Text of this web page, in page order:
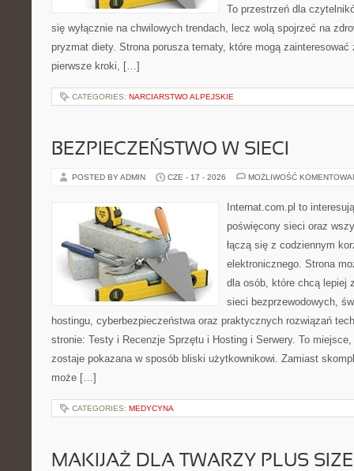
To przestrzeń dla
się wyłącznie na chwilowych trendach, lecz wolą spojrzeć na
pryzmat diety. Strona porusza tematy, które mogą zainteresować
pierwsze kroki, […]
CATEGORIES: NARCIARSTWO ALPEJSKIE
BEZPIECZEŃSTWO W SIECI
POSTED BY ADMIN CZE - 17 - 2026 MOŻLIWOŚĆ
Internat.com.pl to
poświęcony sieci oraz
łączą się z codziennym
elektronicznego. Strona
dla osób, które chcą lepiej
sieci bezprzewodowych,
hostingu, cyberbezpieczeństwa oraz praktycznych rozwiązań
stronie: Testy i Recenzje Sprzętu i Hosting i Serwery. To
zostaje pokazana w sposób bliski użytkownikowi. Zamiast
może […]
CATEGORIES: MEDYCYNA
MAKIJAŻ DLA TWARZY PLUS SIZE